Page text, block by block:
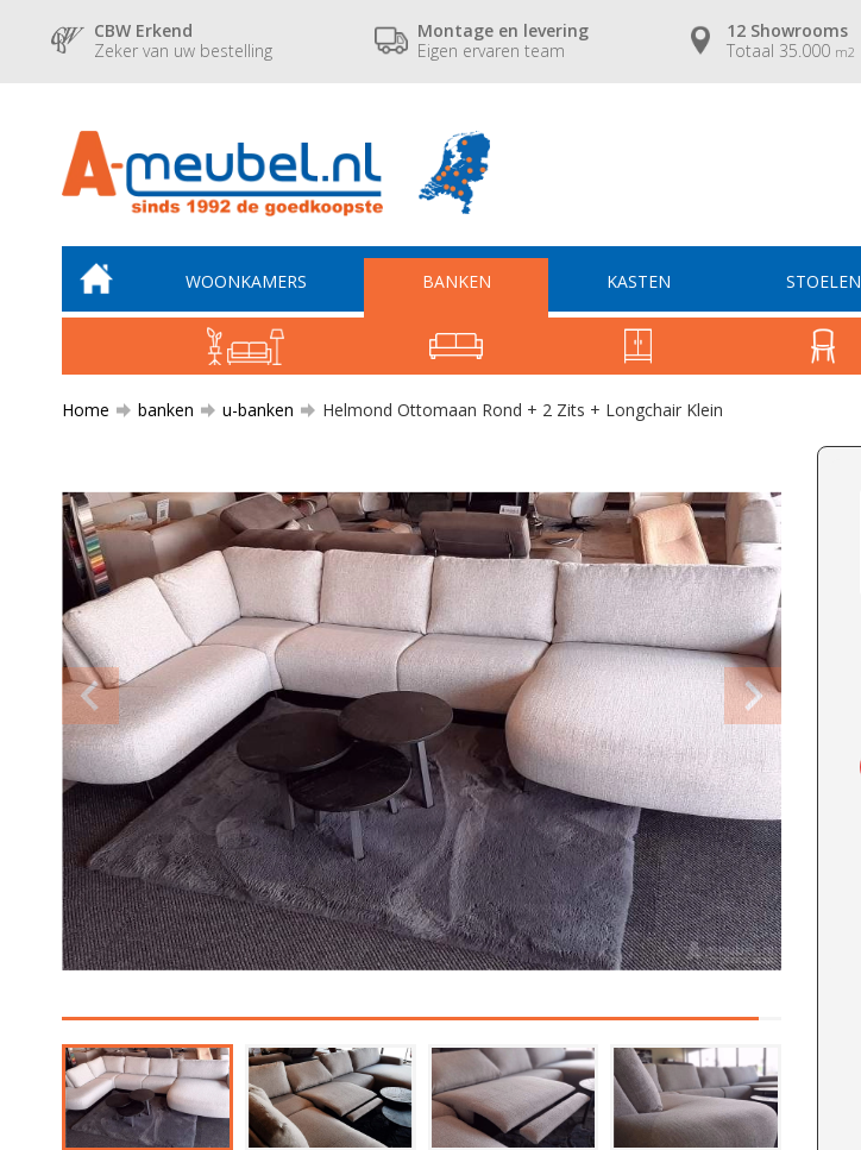
CBW Erkend
Zeker van uw bestelling
Montage en levering
Eigen ervaren team
12 Showrooms
Totaal 35.000 m2
WOONKAMERS BANKEN KASTEN STOELEN
Home banken u-banken Helmond Ottomaan Rond + 2 Zits + Longchair Klein